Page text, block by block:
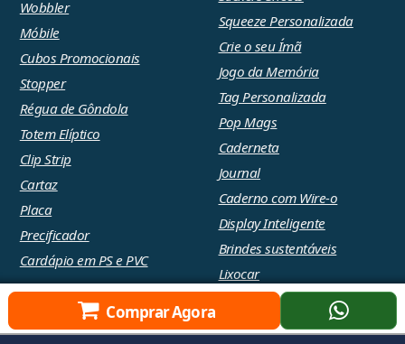
Wobbler
Móbile
Cubos Promocionais
Stopper
Régua de Gôndola
Totem Elíptico
Clip Strip
Cartaz
Placa
Precificador
Cardápio em PS e PVC
Squeeze Personalizada
Crie o seu Ímã
Jogo da Memória
Tag Personalizada
Pop Mags
Caderneta
Journal
Caderno com Wire-o
Display Inteligente
Brindes sustentáveis
Lixocar
Comprar Agora